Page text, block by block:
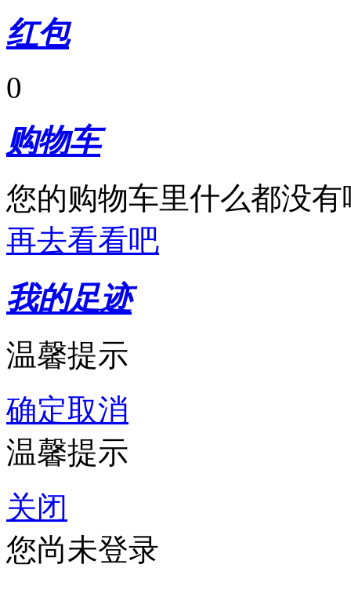
红包
0
购物车
您的购物车里什么都没有
再去看看吧
我的足迹
温馨提示
确定取消
温馨提示
关闭
您尚未登录